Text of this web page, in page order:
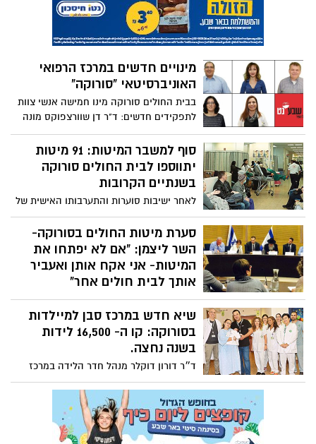
מינויים חדשים במרכז הרפואי
האוניברסיטאי "סורוקה"
בבית החולים סורוקה מינו חמישה אנשי צוות
לתפקידים חדשים: ד"ר דן שוורצפוקס מונה
לסגן מנהל המרכז הרפואי, ד"ר גלית פרץ
מונתה למנהלת היחידה להשתלות מח עצם,
ד"ר עידית ליברטי מונתה למנהלת שירות
סוכרת, אלי רייני מונה לטכנולוג ראשי וליליה
גרינשפון מונתה למנהלת הסיעוד במחלקה
אורתופדית ב'.
סוף למשבר המיטות: 91 מיטות
יתווספו לבית החולים סורוקה
בשנתיים הקרובות
לאחר ישיבות סוערות והתערבותו האישית של
רוביק דנילוביץ', הודיעו במשרד הבריאות על
העברת 91 מיטות אשפוז לסורוקה, שיקלו על
העומס בבית החולים. רוביק דנילוביץ': "אני
שמח שהגענו לפיתרון. השלב הבא- קיצור
התורים".
סערת מיטות החולים בסורוקה-
השר ליצמן: "אם לא יפתחו את
המיטות- אני אקח אותן ואעביר
אותך לבית חולים אחר"
מצוקת מיטות החולים בסורוקה הגיעה למבוי
סתום. מצד אחד- משרד הבריאות טוען כי
נקנו מיטות אשפוז לבית החולים סורוקה.
מצד שני- את המיטות רכשה קופת חולים
כללית עבור בית החולים, והיא טרם העבירה
לו אותן. ראש עיריית באר שבע, רוביק
דנילוביץ': "אנחנו לא מסכימים שישחקו בנו
יותר".
שיא חדש במרכז סבן למיילדות
בסורוקה: קו ה- 16,500 לידות
בשנה נחצה.
ד״ר דורון דוקלר מנהל חדר הלידה במרכז
סבן בסורוקה: ״עם סיומה של שנת 2016
וכניסתה של שנת 2017, אני גאה לספר שהצוות
שלנו בצע במהלך שנה זו 16,662 לידות תחת
קורת גג אחת".